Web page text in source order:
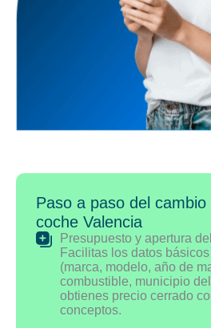
Paso a paso del
coche Valencia
Presupuesto y apertura
Facilitas los datos
(marca, modelo, año de
combustible, municipio
obtienes precio cerrado
conceptos.